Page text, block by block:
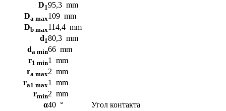
D195,3 mm
Da max109 mm
Db max114,4 mm
d180,3 mm
da min66 mm
r1 min1
mm
ra max2 mm
ra1 max1
mm
rmin2 mm
α40 °
Угол контакта